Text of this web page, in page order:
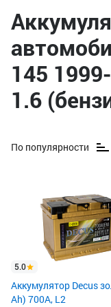
145
1.6
По популярности
5.0
Аккумулятор Decus
Ah) 700A, L2